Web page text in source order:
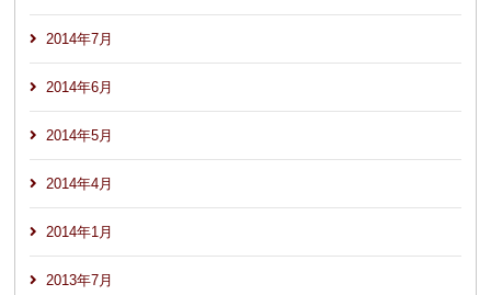
2014年7月
2014年6月
2014年5月
2014年4月
2014年1月
2013年7月